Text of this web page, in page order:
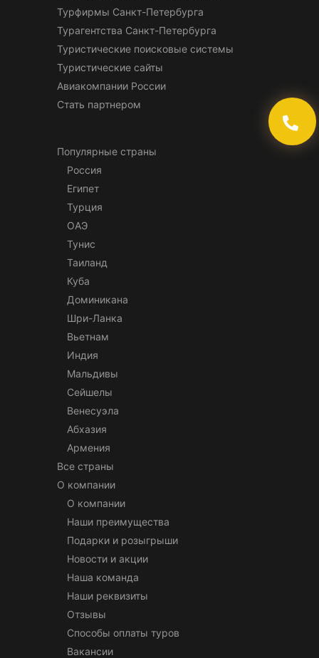
Турфирмы Санкт-Петербурга
Турагентства Санкт-Петербурга
Туристические поисковые системы
Туристические сайты
Авиакомпании России
Стать партнером
Популярные страны
Россия
Египет
Турция
ОАЭ
Тунис
Таиланд
Куба
Доминикана
Шри-Ланка
Вьетнам
Индия
Мальдивы
Сейшелы
Венесуэла
Абхазия
Армения
Все страны
О компании
О компании
Наши преимущества
Подарки и розыгрыши
Новости и акции
Наша команда
Наши реквизиты
Отзывы
Способы оплаты туров
Вакансии